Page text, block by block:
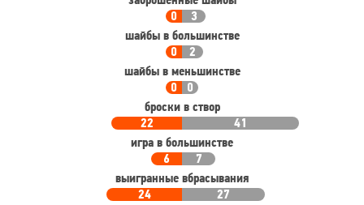
0
3
шайбы в большинстве
0
2
шайбы в меньшинстве
0
0
броски в створ
22
41
игра в большинстве
6
7
выигранные вбрасывания
24
27